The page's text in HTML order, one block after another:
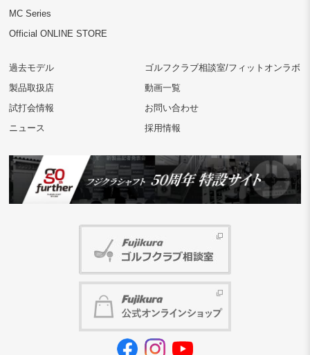
MC Series
Official ONLINE STORE
過去モデル
製品取扱店
試打会情報
ニュース
ゴルフクラブ相談室/フィットオンラボ
動画一覧
お問い合わせ
採用情報